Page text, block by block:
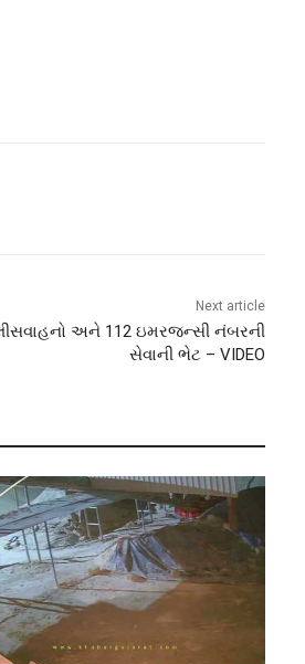
Next article
અને 112 ઇમરજન્સી નંબરની
સેવાની ભેટ – VIDEO